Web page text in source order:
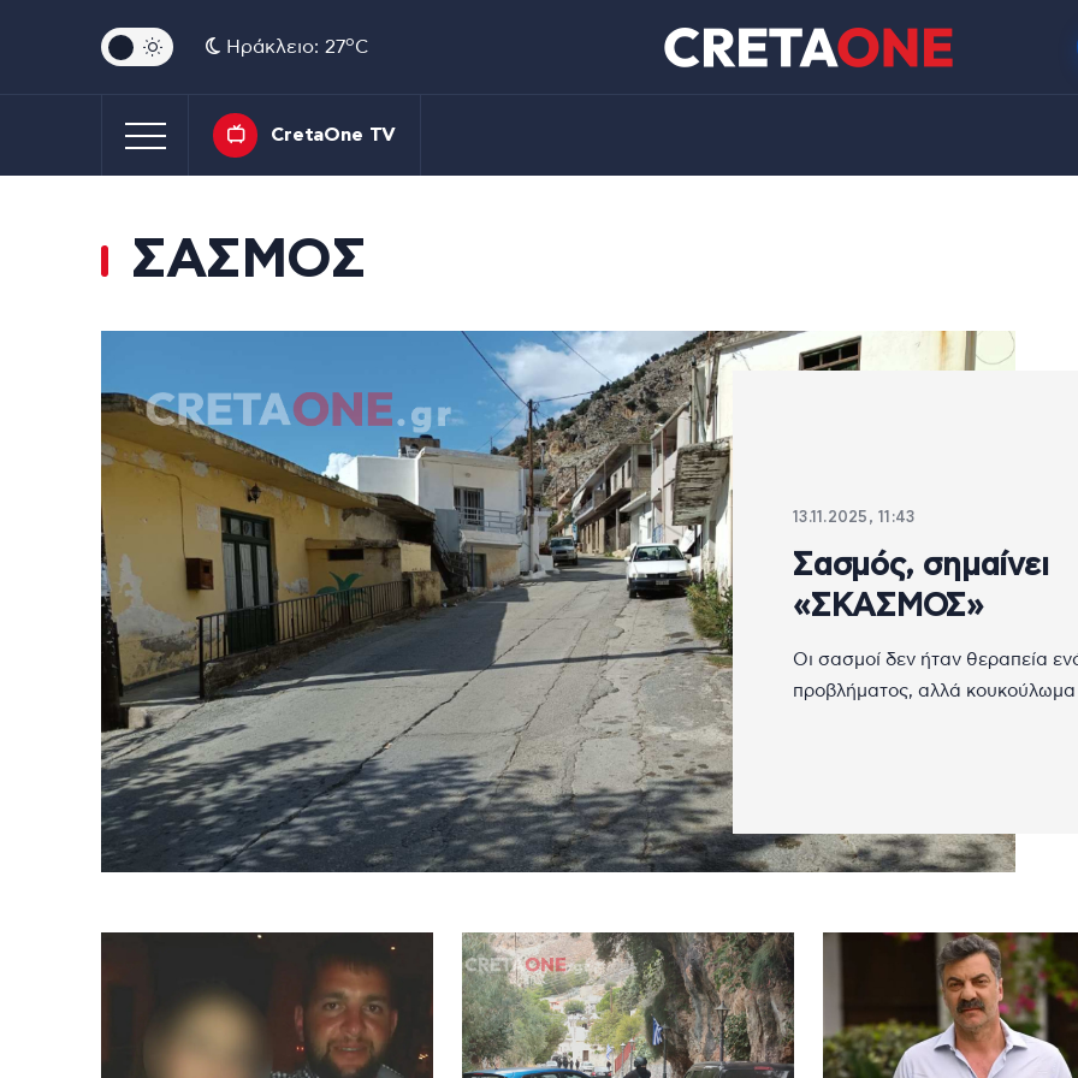
Ηράκλειο: 27oC
CretaOne TV
ΣΑΣΜΟΣ
13.11.2025, 11:43
Σασμός, σημαίνει
«ΣΚΑΣΜΟΣ»
Οι σασμοί δεν ήταν θεραπεία
προβλήματος, αλλά κουκούλωμα